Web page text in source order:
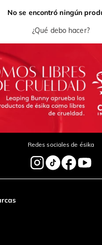
No se encontró ningún
¿Qué debo hacer?
Redes sociales de ésika